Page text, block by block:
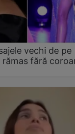
vechi de pe
fără